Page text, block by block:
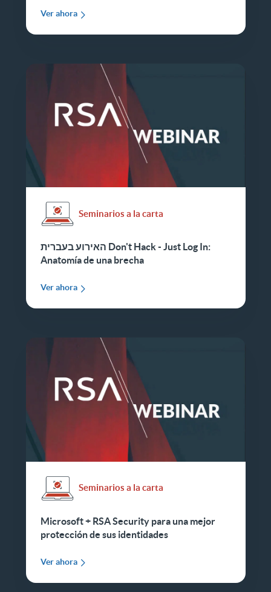
Ver ahora
Seminarios a la carta
האירוע בעברית Don't Hack - Just Log In:
Anatomía de una brecha
Ver ahora
Seminarios a la carta
Microsoft + RSA Security para una mejor
protección de sus identidades
Ver ahora